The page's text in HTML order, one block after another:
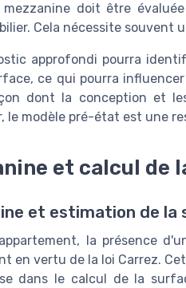
doit être
Cela nécessite souvent
approfondi pourra
ce qui pourra
dont la conception et
le modèle pré-état est une
et calcul de
et estimation de la
la présence
en vertu de la loi Carrez.
dans le calcul de la